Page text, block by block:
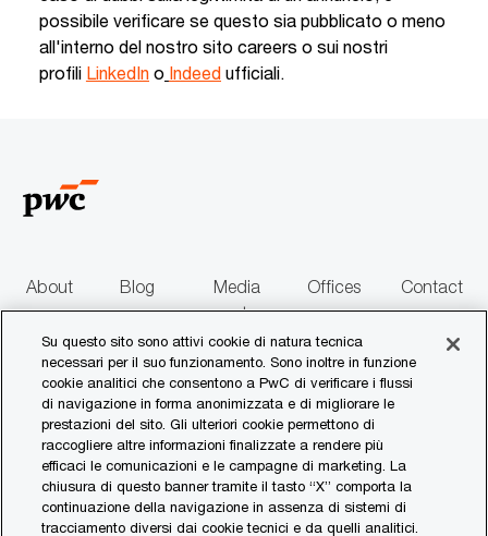
possibile verificare se questo sia pubblicato o meno
all'interno del nostro sito careers o sui nostri
profili LinkedIno Indeedufficiali.
About
us
Blog
Media
centre
Offices
Contact
us
follow
us
Separator
© 2017 - 2026 PwC. All rights reserved. PwC refers to the PwC network and/or
Su questo sito sono attivi cookie di natura tecnica
necessari per il suo funzionamento. Sono inoltre in funzione
cookie analitici che consentono a PwC di verificare i flussi
di navigazione in forma anonimizzata e di migliorare le
prestazioni del sito. Gli ulteriori cookie permettono di
raccogliere altre informazioni finalizzate a rendere più
efficaci le comunicazioni e le campagne di marketing. La
chiusura di questo banner tramite il tasto “X” comporta la
continuazione della navigazione in assenza di sistemi di
tracciamento diversi dai cookie tecnici e da quelli analitici.